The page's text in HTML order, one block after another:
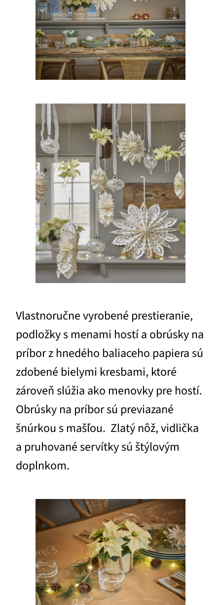
Vlastnoručne vyrobené prestieranie,
podložky s menami hostí a obrúsky na
príbor z hnedého baliaceho papiera sú
zdobené bielymi kresbami, ktoré
zároveň slúžia ako menovky pre hostí.
Obrúsky na príbor sú previazané
šnúrkou s mašľou. Zlatý nôž, vidlička
a pruhované servítky sú štýlovým
doplnkom.